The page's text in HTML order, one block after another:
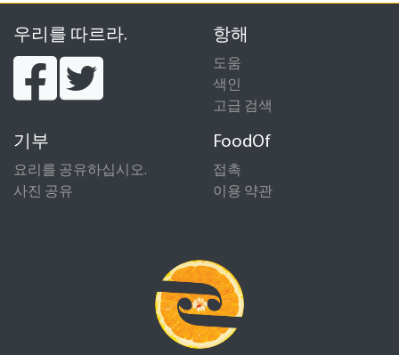
우리를 따르라. 항해
도움
색인
고급 검색
기부
요리를 공유하십시오.
사진 공유
FoodOf
접촉
이용 약관